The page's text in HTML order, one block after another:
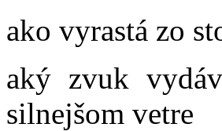
ako vyrastá zo
aký zvuk
silnejšom vetre